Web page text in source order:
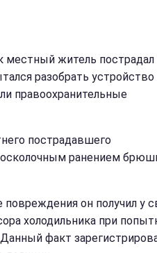
местный житель пострадал
разобрать устройство
правоохранительные
пострадавшего
ранением
он получил у
холодильника при
факт